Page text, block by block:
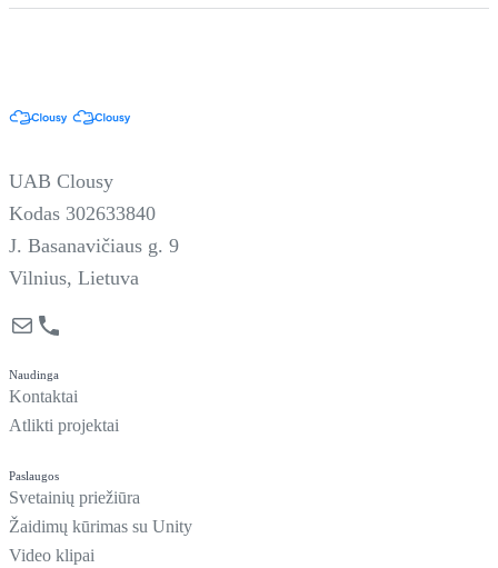
UAB Clousy
Kodas 302633840
J. Basanavičiaus g. 9
Vilnius, Lietuva
MailPhone
Naudinga
Kontaktai
Atlikti projektai
Paslaugos
Svetainių priežiūra
Žaidimų kūrimas su Unity
Video klipai